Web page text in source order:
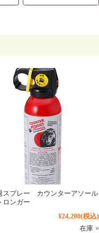
スプレー カウンターアソール
ロンガー
¥24,200(税込)
在庫 ×